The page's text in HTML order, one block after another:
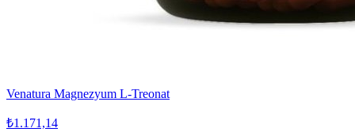
Venatura Magnezyum L-Treonat
₺1.171,14